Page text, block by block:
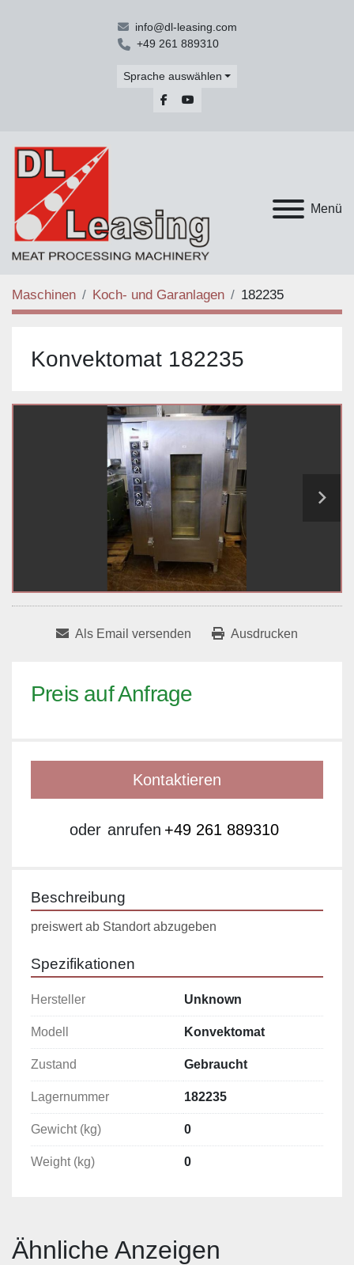
info@dl-leasing.com
+49 261 889310
Sprache auswählen
facebookyoutube
Menü
Maschinen Koch- und Garanlagen 182235
Konvektomat 182235
Als Email versenden Ausdrucken
Preis auf Anfrage
Kontaktieren
oder anrufen +49 261 889310
Beschreibung
preiswert ab Standort abzugeben
Spezifikationen
Hersteller Unknown
Modell Konvektomat
Zustand Gebraucht
Lagernummer 182235
Gewicht (kg) 0
Weight (kg) 0
Ähnliche Anzeigen